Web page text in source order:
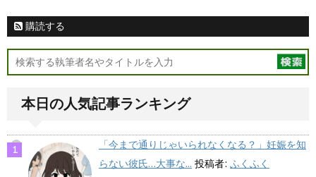
購読する
本日の人気記事ランキング
「今まで通りじゃいられなくなる？」妊娠を知
らない彼氏…大事な... 投稿者: ふくふく